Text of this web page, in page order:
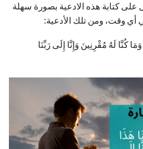
على كتابة هذه الادعية بصورة سهلة
أي وقت، ومن تلك الأدعية:
كُنَّا لَهُ مُقْرِنِينَ وَإِنَّا إِلَى رَبِّنَا